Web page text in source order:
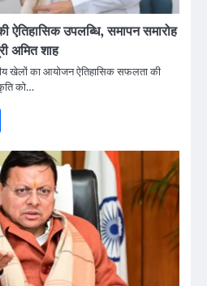
ऐतिहासिक उपलब्धि, समापन समारोह
अमित शाह
खेलों का आयोजन ऐतिहासिक सफलता की
को…